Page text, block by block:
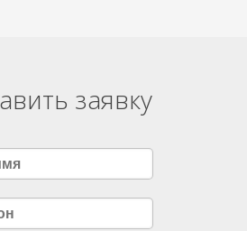
заявку